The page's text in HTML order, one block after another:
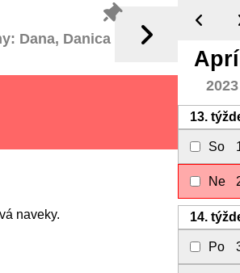
Dana, Danica
naveky.
Apríl
2023
13.
So
Ne
14.
Po